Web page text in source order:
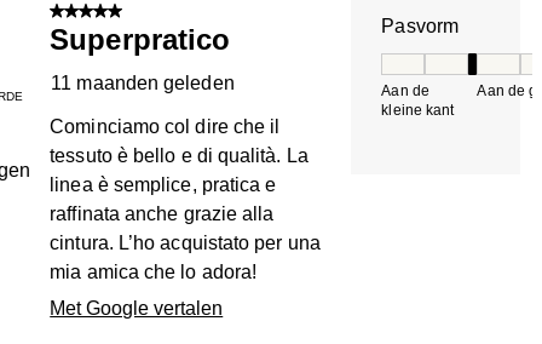
5 van 5 sterren.
Superpratico
11 maanden geleden
Cominciamo col dire che il
tessuto è bello e di qualità. La
linea è semplice, pratica e
raffinata anche grazie alla
cintura. L’ho acquistato per una
mia amica che lo adora!
Met Google vertalen
Pasvorm
Aan de
kleine kant
Aan de